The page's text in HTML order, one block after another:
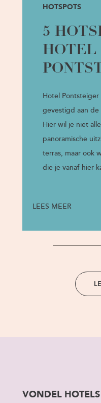
HOTSPOTS
5
HOTEL
Hotel
gevestigd aan
Hier wil je niet
panoramische
terras, maar ook
die je vanaf hier
LEES MEER
VONDEL HOTELS